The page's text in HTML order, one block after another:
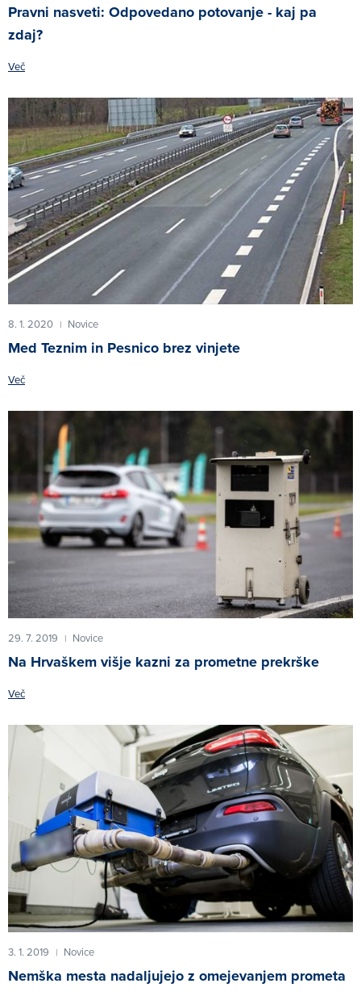
Pravni nasveti: Odpovedano potovanje - kaj pa
zdaj?
Več
8. 1. 2020 | Novice
Med Teznim in Pesnico brez vinjete
Več
29. 7. 2019 | Novice
Na Hrvaškem višje kazni za prometne prekrške
Več
3. 1. 2019 | Novice
Nemška mesta nadaljujejo z omejevanjem prometa